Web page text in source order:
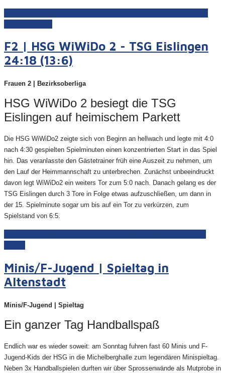
F2 | HSG WiWiDo 2 - TSG Eislingen
24:18 (13:6)
Frauen 2 | Bezirksoberliga
HSG WiWiDo 2 besiegt die TSG
Eislingen auf heimischem Parkett
Die HSG WiWiDo2 zeigte sich von Beginn an hellwach und legte mit 4:0
nach 4:30 gespielten Spielminuten einen konzentrierten Start in das Spiel
hin. Das veranlasste den Gästetrainer früh eine Auszeit zu nehmen, um
den Lauf der Heimmannschaft zu unterbrechen. Zunächst unbeeindruckt
davon legt WiWiDo2 ein weiters Tor zum 5:0 nach. Danach gelang es der
TSG Eislingen durch 3 Tore in Folge etwas aufzuschließen, um dann in
der 15. Spielminute sogar um bis auf ein Tor zu verkürzen, zum
Spielstand von 6:5.
Minis/F-Jugend | Spieltag in
Altenstadt
Minis/F-Jugend | Spieltag
Ein ganzer Tag Handballspaß
Endlich war es wieder soweit: am Sonntag fuhren fast 60 Minis und F-
Jugend-Kids der HSG in die Michelberghalle zum legendären Minispieltag.
Neben 3x Handballspielen durften wir über Sprossenwände als Mutprobe in